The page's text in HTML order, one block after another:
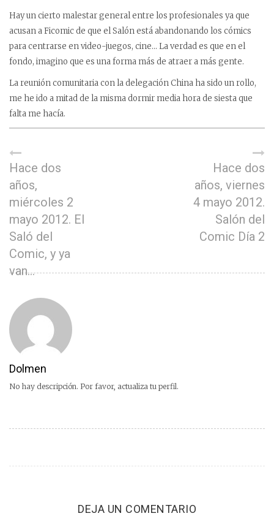
Hay un cierto malestar general entre los profesionales ya que
acusan a Ficomic de que el Salón está abandonando los cómics
para centrarse en video-juegos, cine… La verdad es que en el
fondo, imagino que es una forma más de atraer a más gente.
La reunión comunitaria con la delegación China ha sido un rollo,
me he ido a mitad de la misma dormir media hora de siesta que
falta me hacía.
Hace dos
años,
miércoles 2
mayo 2012. El
Saló del
Comic, y ya
van…
Hace dos
años, viernes
4 mayo 2012.
Salón del
Comic Día 2
Dolmen
No hay descripción. Por favor, actualiza tu perfil.
DEJA UN COMENTARIO